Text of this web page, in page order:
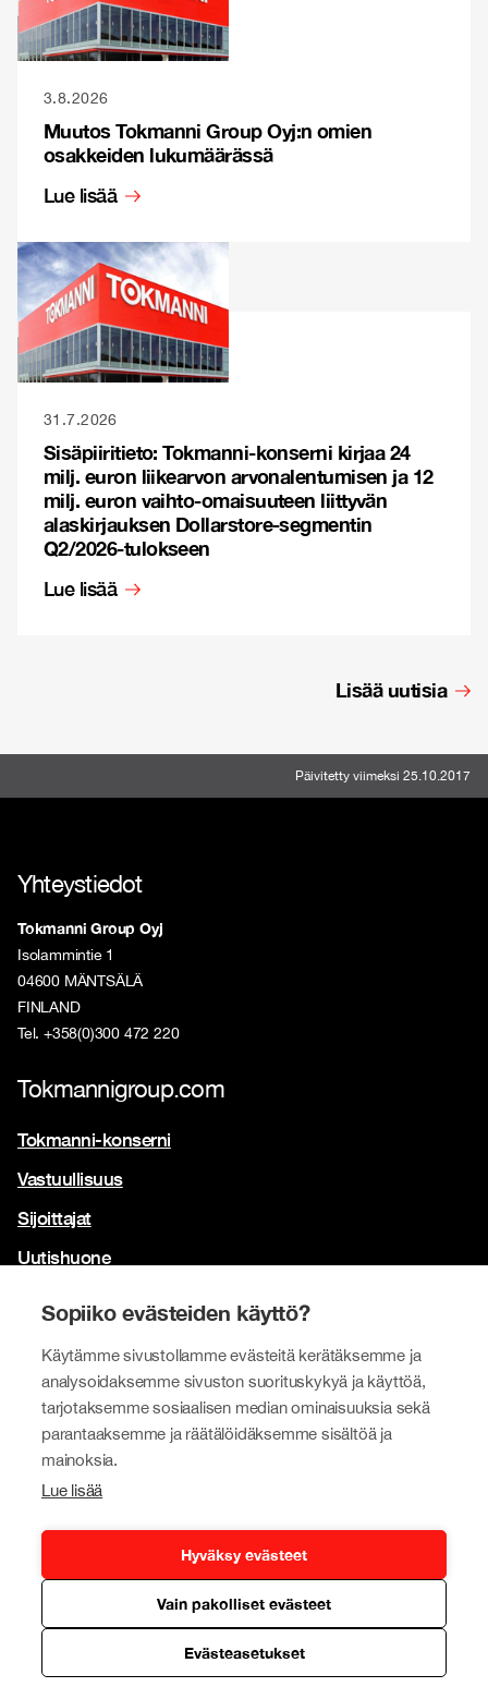
Sopiiko evästeiden käyttö?
Käytämme sivustollamme evästeitä kerätäksemme ja
analysoidaksemme sivuston suorituskykyä ja käyttöä,
tarjotaksemme sosiaalisen median ominaisuuksia sekä
parantaaksemme ja räätälöidäksemme sisältöä ja
mainoksia.
Lue lisää
Hyväksy evästeet
Vain pakolliset evästeet
Evästeasetukset
3.8.2026
Muutos Tokmanni Group Oyj:n omien
osakkeiden lukumäärässä
Lue lisää
31.7.2026
Sisäpiiritieto: Tokmanni-konserni kirjaa 24
milj. euron liikearvon arvonalentumisen ja 12
milj. euron vaihto-omaisuuteen liittyvän
alaskirjauksen Dollarstore-segmentin
Q2/2026-tulokseen
Lue lisää
Lisää uutisia
Päivitetty viimeksi 25.10.2017
Yhteystiedot
Tokmanni Group Oyj
Isolammintie 1
04600 MÄNTSÄLÄ
FINLAND
Tel. +358(0)300 472 220
Tokmannigroup.com
Tokmanni-konserni
Vastuullisuus
Sijoittajat
Uutishuone
Brändimme
Tokmanni
SPAR Suomi
Click Shoes ja Shoe House
Dollarstore
Big Dollar
© Tokmanni Group Corporation 2026 Tietosuojapolitiikka